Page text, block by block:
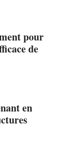
pour
de
en